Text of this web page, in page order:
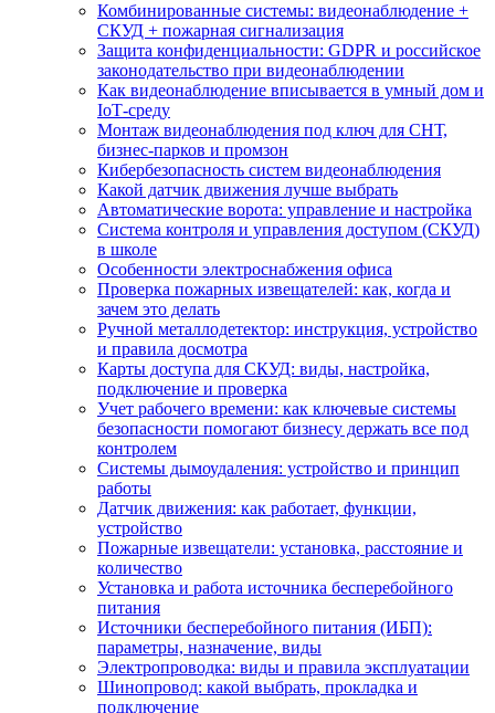
Комбинированные системы: видеонаблюдение +
СКУД + пожарная сигнализация
Защита конфиденциальности: GDPR и российское
законодательство при видеонаблюдении
Как видеонаблюдение вписывается в умный дом и
IoT‑среду
Монтаж видеонаблюдения под ключ для СНТ,
бизнес‑парков и промзон
Кибербезопасность систем видеонаблюдения
Какой датчик движения лучше выбрать
Автоматические ворота: управление и настройка
Система контроля и управления доступом (СКУД)
в школе
Особенности электроснабжения офиса
Проверка пожарных извещателей: как, когда и
зачем это делать
Ручной металлодетектор: инструкция, устройство
и правила досмотра
Карты доступа для СКУД: виды, настройка,
подключение и проверка
Учет рабочего времени: как ключевые системы
безопасности помогают бизнесу держать все под
контролем
Системы дымоудаления: устройство и принцип
работы
Датчик движения: как работает, функции,
устройство
Пожарные извещатели: установка, расстояние и
количество
Установка и работа источника бесперебойного
питания
Источники бесперебойного питания (ИБП):
параметры, назначение, виды
Электропроводка: виды и правила эксплуатации
Шинопровод: какой выбрать, прокладка и
подключение